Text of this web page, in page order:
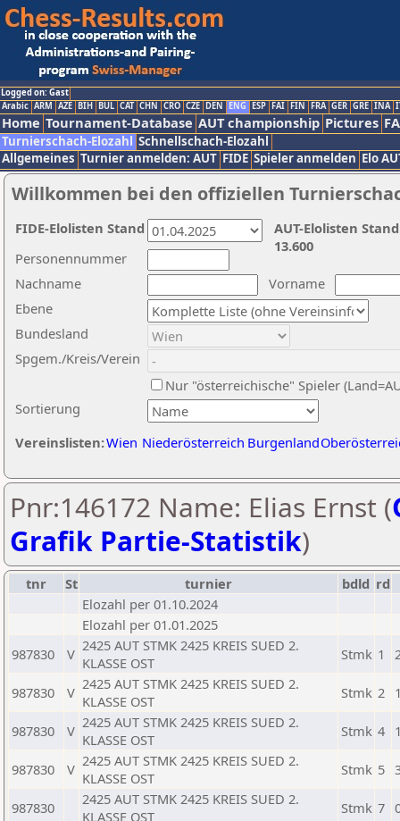
Logged on: Gast
Arabic ARM AZE BIH BUL CAT CHN CRO CZE DEN ENG ESP FAI FIN FRA GER GRE INA
Home Tournament-Database AUT championship Pictures
Turnierschach-Elozahl Schnellschach-Elozahl
Allgemeines Turnier anmelden: AUT FIDE Spieler anmelden Elo
Willkommen bei den offiziellen
Nachname
Vorname
Ebene
Sortierung
Personennummer
Bundesland
Spgem./Kreis/Verein
Nur "österreichische" Spieler
Vereinslisten:Wien Niederösterreich Burgenland
AUT-Elolisten
13.600
FIDE-Elolisten Stand
Pnr:146172 Name: Elias Ernst (
Grafik Partie-Statistik)
tnr St turnier bdld rd
Elozahl per 01.10.2024
Elozahl per 01.01.2025
987830
V 2425 AUT STMK 2425 KREIS SUED 2.
KLASSE OST
Stmk 1
987830 V 2425 AUT STMK 2425 KREIS SUED 2.
KLASSE OST
Stmk 2
987830 V 2425 AUT STMK 2425 KREIS SUED 2.
KLASSE OST
Stmk 4
987830 V 2425 AUT STMK 2425 KREIS SUED 2.
KLASSE OST
Stmk 5
987830
2425 AUT STMK 2425 KREIS SUED 2.
KLASSE OST
Stmk 7